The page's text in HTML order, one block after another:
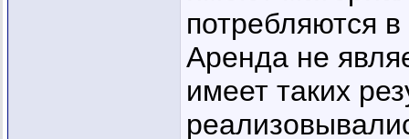
потребляются
Аренда не
имеет таких